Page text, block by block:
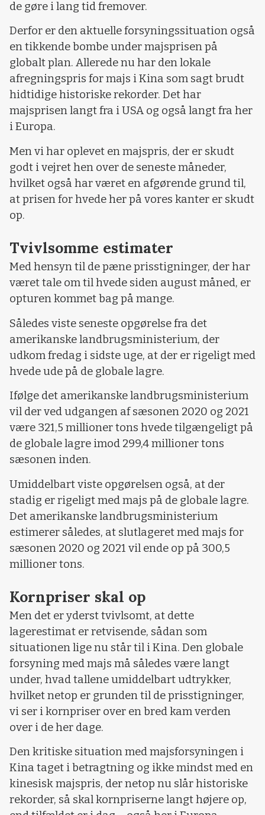
de gøre i lang tid fremover.
Derfor er den aktuelle forsyningssituation også
en tikkende bombe under majsprisen på
globalt plan. Allerede nu har den lokale
afregningspris for majs i Kina som sagt brudt
hidtidige historiske rekorder. Det har
majsprisen langt fra i USA og også langt fra her
i Europa.
Men vi har oplevet en majspris, der er skudt
godt i vejret hen over de seneste måneder,
hvilket også har været en afgørende grund til,
at prisen for hvede her på vores kanter er skudt
op.
Tvivlsomme estimater
Med hensyn til de pæne prisstigninger, der har
været tale om til hvede siden august måned, er
opturen kommet bag på mange.
Således viste seneste opgørelse fra det
amerikanske landbrugsministerium, der
udkom fredag i sidste uge, at der er rigeligt med
hvede ude på de globale lagre.
Ifølge det amerikanske landbrugsministerium
vil der ved udgangen af sæsonen 2020 og 2021
være 321,5 millioner tons hvede tilgængeligt på
de globale lagre imod 299,4 millioner tons
sæsonen inden.
Umiddelbart viste opgørelsen også, at der
stadig er rigeligt med majs på de globale lagre.
Det amerikanske landbrugsministerium
estimerer således, at slutlageret med majs for
sæsonen 2020 og 2021 vil ende op på 300,5
millioner tons.
Kornpriser skal op
Men det er yderst tvivlsomt, at dette
lagerestimat er retvisende, sådan som
situationen lige nu står til i Kina. Den globale
forsyning med majs må således være langt
under, hvad tallene umiddelbart udtrykker,
hvilket netop er grunden til de prisstigninger,
vi ser i kornpriser over en bred kam verden
over i de her dage.
Den kritiske situation med majsforsyningen i
Kina taget i betragtning og ikke mindst med en
kinesisk majspris, der netop nu slår historiske
rekorder, så skal kornpriserne langt højere op,